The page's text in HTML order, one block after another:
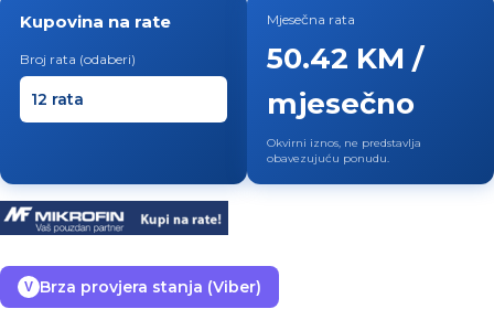
Kupovina na rate
Broj rata (odaberi)
Mjesečna rata
50.42 KM /
mjesečno
Okvirni iznos, ne predstavlja
obavezujuću ponudu.
V Brza provjera stanja (Viber)